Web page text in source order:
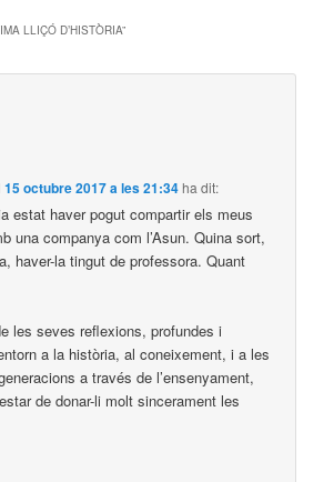
LLIÇÓ D’HISTÒRIA”
15 octubre 2017 a les 21:34ha dit:
estat haver pogut compartir els meus
una companya com l’Asun. Quina sort,
haver-la tingut de professora. Quant
les seves reflexions, profundes i
a la història, al coneixement, i a les
a través de l’ensenyament,
de donar-li molt sincerament les